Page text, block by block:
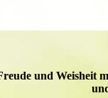
und Weisheit